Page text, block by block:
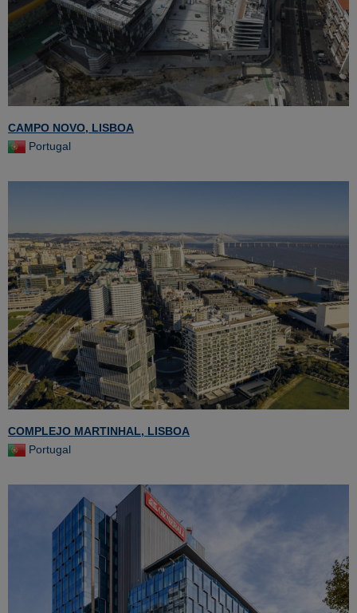
CAMPO NOVO, LISBOA
Portugal
COMPLEJO MARTINHAL, LISBOA
Portugal